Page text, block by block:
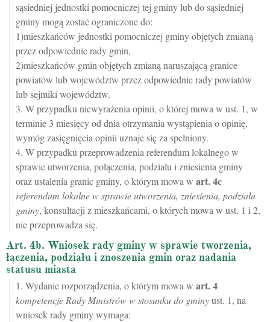
sąsiedniej jednostki pomocniczej tej gminy lub do sąsiedniej
gminy mogą zostać ograniczone do:
1)mieszkańców jednostki pomocniczej gminy objętych zmianą
przez odpowiednie rady gmin,
2)mieszkańców gmin objętych zmianą naruszającą granice
powiatów lub województw przez odpowiednie rady powiatów
lub sejmiki województw.
3. W przypadku niewyrażenia opinii, o której mowa w ust. 1, w
terminie 3 miesięcy od dnia otrzymania wystąpienia o opinię,
wymóg zasięgnięcia opinii uznaje się za spełniony.
4. W przypadku przeprowadzenia referendum lokalnego w
sprawie utworzenia, połączenia, podziału i zniesienia gminy
oraz ustalenia granic gminy, o którym mowa w art.4c
referendum lokalne w sprawie utworzenia, zniesienia, podziału
gminy, konsultacji z mieszkańcami, o których mowa w ust. 1 i 2,
nie przeprowadza się.
Art. 4b. Wniosek rady gminy w sprawie tworzenia,
łączenia, podziału i znoszenia gmin oraz nadania
statusu miasta
1. Wydanie rozporządzenia, o którym mowa w art.4
kompetencje Rady Ministrów w stosunku do gminyust. 1, na
wniosek rady gminy wymaga: